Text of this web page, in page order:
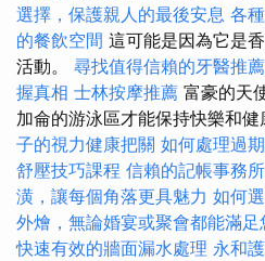
選擇，保護親人的最後安息 各
的餐飲空間 這可能是因為它是
活動。 尋找值得信賴的牙醫推薦
握真相 士林按摩推薦 富豪的天
加侖的游泳區才能保持快樂和健
子的視力健康把關 如何處理過
舒壓技巧課程 信賴的記帳事務
潢，讓每個角落更具魅力 如何
外燴，無論婚宴或聚會都能滿足
快速有效的牆面漏水處理 永和